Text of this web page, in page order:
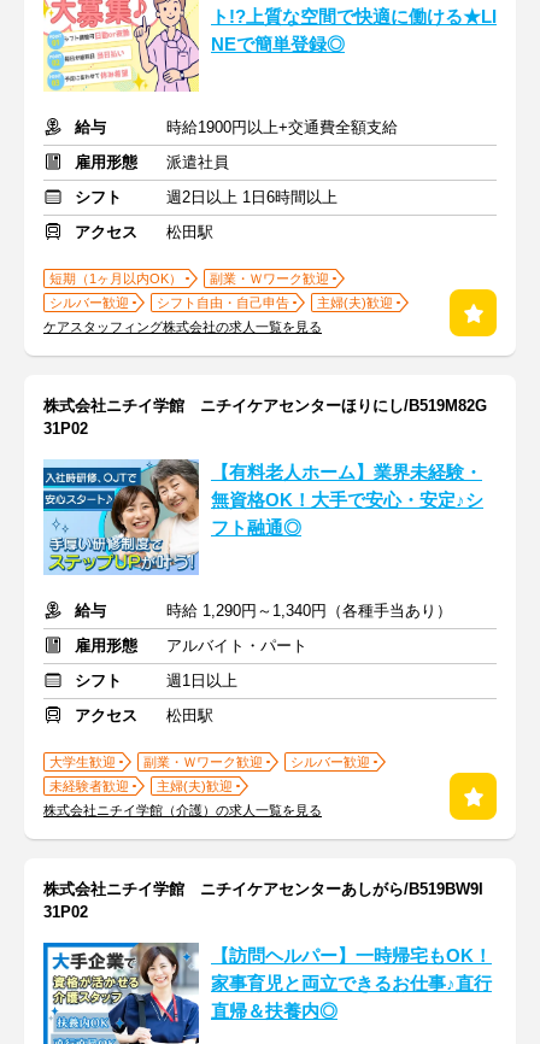
ト!?上質な空間で快適に働ける★LI
NEで簡単登録◎
給与
時給1900円以上+交通費全額支給
雇用形態
派遣社員
シフト
週2日以上 1日6時間以上
アクセス
松田駅
短期（1ヶ月以内OK）
副業・Ｗワーク歓迎
シルバー歓迎
シフト自由・自己申告
主婦(夫)歓迎
ケアスタッフィング株式会社の求人一覧を見る
株式会社ニチイ学館 ニチイケアセンターほりにし/B519M82G
31P02
【有料老人ホーム】業界未経験・
無資格OK！大手で安心・安定♪シ
フト融通◎
給与
時給 1,290円～1,340円（各種手当あり）
雇用形態
アルバイト・パート
シフト
週1日以上
アクセス
松田駅
大学生歓迎 副業・Ｗワーク歓迎
シルバー歓迎
未経験者歓迎
主婦(夫)歓迎
株式会社ニチイ学館（介護）の求人一覧を見る
株式会社ニチイ学館 ニチイケアセンターあしがら/B519BW9I
31P02
【訪問ヘルパー】一時帰宅もOK！
家事育児と両立できるお仕事♪直行
直帰＆扶養内◎